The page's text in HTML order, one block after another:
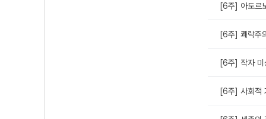
[6주] 아도르
[6주] 쾌락주
[6주] 작자
[6주] 사회적